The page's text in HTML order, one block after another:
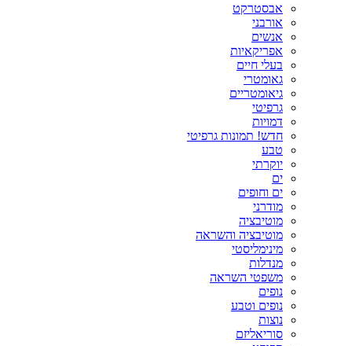
אבסטרקט
אורבני
אנשים
אפריקאיות
בעלי חיים
גאומטרי
גיאומטריים
גרפיטי
דמויות
חדש! תמונות גרפיטי
טבע
יוקרתי
ים
ים וחופים
מודרני
מוטיבציה
מוטיבציה והשראה
מינימליסטי
מנדלות
משפטי השראה
נופים
נופים וטבע
נוצות
סוריאליזם